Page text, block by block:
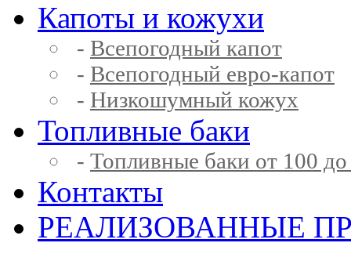
Капоты и кожухи
- Всепогодный капот
- Всепогодный евро-капот
- Низкошумный кожух
Топливные баки
- Топливные баки от 100
Контакты
РЕАЛИЗОВАННЫЕ